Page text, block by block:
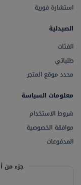
استشارة فورية
الصيدلية
الفئات
طلباتي
محدد موقع المتجر
معلومات السياسة
شروط الاستخدام
موافقة الخصوصية
المدفوعات
جزء من